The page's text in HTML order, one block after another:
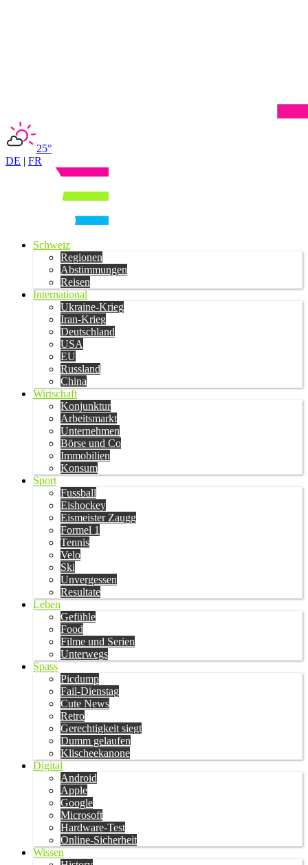
25°
DE | FR
Schweiz
Regionen
Abstimmungen
Reisen
International
Ukraine-Krieg
Iran-Krieg
Deutschland
USA
EU
Russland
China
Wirtschaft
Konjunktur
Arbeitsmarkt
Unternehmen
Börse und Co
Immobilien
Konsum
Sport
Fussball
Eishockey
Eismeister Zaugg
Formel 1
Tennis
Velo
Ski
Unvergessen
Resultate
Leben
Gefühle
Food
Filme und Serien
Unterwegs
Spass
Picdump
Fail-Dienstag
Cute News
Retro
Gerechtigkeit siegt
Dumm gelaufen
Klischeekanone
Digital
Android
Apple
Google
Microsoft
Hardware-Test
Online-Sicherheit
Wissen